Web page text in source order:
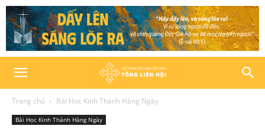
Trang chủ Bài Học Kinh Thánh Hàng Ngày
Bài Học Kinh Thánh Hàng Ngày